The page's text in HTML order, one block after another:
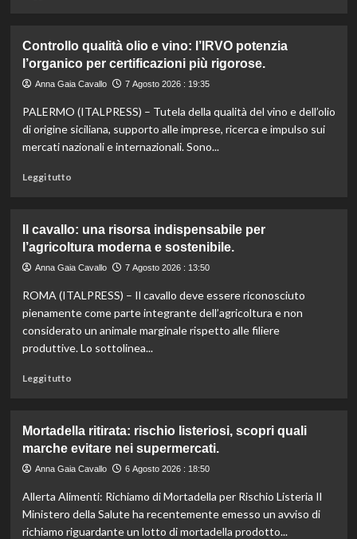
Marco
Bianchi:
“Ricette
come
le
vite
umanitari”.
Controllo qualità olio e vino: l’IRVO potenzia
l’organico per certificazioni più rigorose.
Anna Gaia Cavallo 7 Agosto 2026 : 19:35
PALERMO (ITALPRESS) – Tutela della qualità del vino e dell’olio
di origine siciliana, supporto alle imprese, ricerca e impulso sui
mercati nazionali e internazionali. Sono...
Leggi tuttoLeggi
Controllo
qualità
olio
vino:
l’IRVO
potenzia
per
Il cavallo: una risorsa indispensabile per
l’agricoltura moderna e sostenibile.
Anna Gaia Cavallo 7 Agosto 2026 : 13:50
ROMA (ITALPRESS) – Il cavallo deve essere riconosciuto
pienamente come parte integrante dell’agricoltura e non
considerato un animale marginale rispetto alle filiere
produttive. Lo sottolinea...
Leggi tuttoLeggi
Il
cavallo:
una
indispensabile
per
l’agricoltura
Mortadella ritirata: rischio listeriosi, scopri quali
marche evitare nei supermercati.
Anna Gaia Cavallo 6 Agosto 2026 : 18:50
Allerta Alimenti: Richiamo di Mortadella per Rischio Listeria Il
Ministero della Salute ha recentemente emesso un avviso di
richiamo riguardante un lotto di mortadella prodotto...